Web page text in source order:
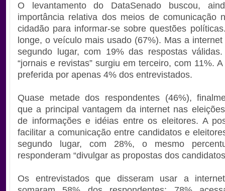
O levantamento do DataSenado buscou,
importância relativa dos meios de comunicação
cidadão para informar-se sobre questões
longe, o veículo mais usado (67%). Mas a
segundo lugar, com 19% das respostas
“jornais e revistas” surgiu em terceiro, com 11%.
preferida por apenas 4% dos entrevistados.
Quase metade dos respondentes (46%),
que a principal vantagem da internet nas
de informações e idéias entre os eleitores. A
facilitar a comunicação entre candidatos e
segundo lugar, com 28%, o mesmo
responderam “divulgar as propostas dos
Os entrevistados que disseram usar a